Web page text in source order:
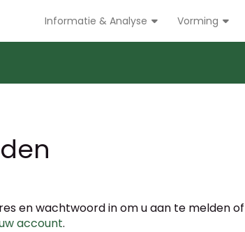
Informatie & Analyse Vorming
en wachtwoord in om u aan te melden of
account.